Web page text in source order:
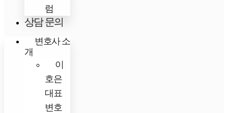
럼
상담 문의
변호사 소
개
이
호은
대표
변호